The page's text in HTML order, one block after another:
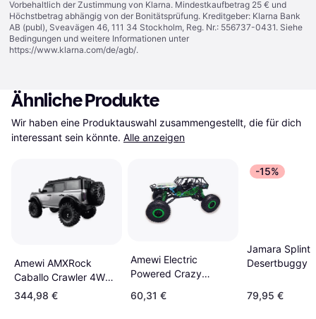
Vorbehaltlich der Zustimmung von Klarna. Mindestkaufbetrag 25 € und
Höchstbetrag abhängig von der Bonitätsprüfung. Kreditgeber: Klarna Bank
AB (publ), Sveavägen 46, 111 34 Stockholm, Reg. Nr.: 556737-0431. Siehe
Bedingungen und weitere Informationen unter
https://www.klarna.com/de/agb/.
Ähnliche Produkte
Wir haben eine Produktauswahl zusammengestellt, die für dich
interessant sein könnte. Alle anzeigen
Amewi AMXRock
Caballo Crawler 4WD
Gray Metallic RTR
22666
344,98 €
Amewi Electric
Powered Crazy
22217
60,31 €
-15%
Jamara
Desertbuggy
79,95 €